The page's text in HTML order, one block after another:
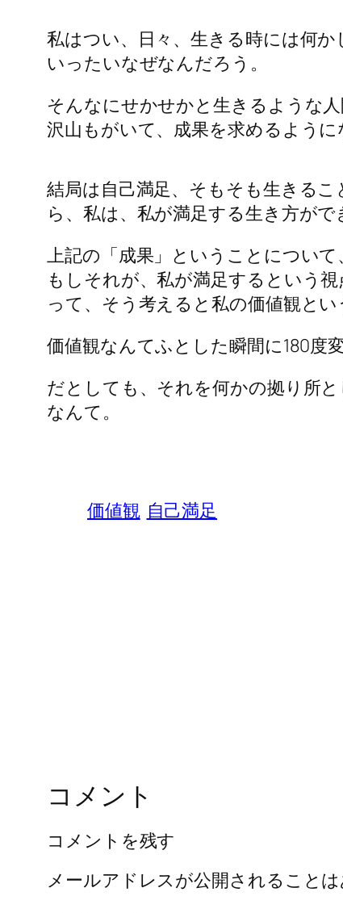
私はつい、日々、生きる時には何
いったいなぜなんだろう。
そんなにせかせかと生きるような
沢山もがいて、成果を求めるよう
結局は自己満足、そもそも生きる
ら、私は、私が満足する生き方が
上記の「成果」ということについ
もしそれが、私が満足するという
って、そう考えると私の価値観と
価値観なんてふとした瞬間に180度
だとしても、それを何かの拠り所
なんて。
価値観 自己満足
コメント
コメントを残す
メールアドレスが公開されることは